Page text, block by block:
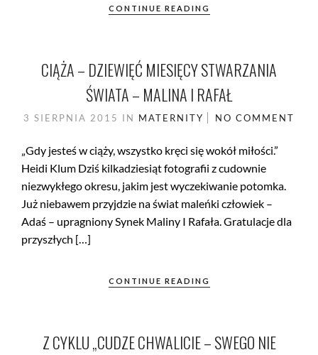
CONTINUE READING
CIĄŻA – DZIEWIĘĆ MIESIĘCY STWARZANIA
ŚWIATA – MALINA I RAFAŁ
3 SIERPNIA 2015 IN MATERNITY NO COMMENT
„Gdy jesteś w ciąży, wszystko kręci się wokół miłości.”
Heidi Klum Dziś kilkadziesiąt fotografii z cudownie
niezwykłego okresu, jakim jest wyczekiwanie potomka.
Już niebawem przyjdzie na świat maleńki człowiek –
Adaś – upragniony Synek Maliny I Rafała. Gratulacje dla
przyszłych […]
CONTINUE READING
Z CYKLU „CUDZE CHWALICIE – SWEGO NIE